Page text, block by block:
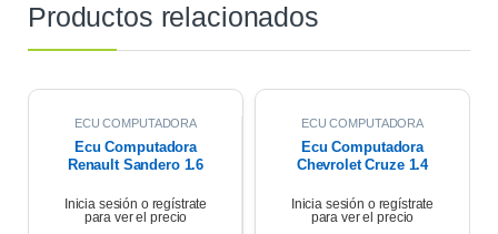
Productos relacionados
ECU COMPUTADORA
Ecu Computadora
Renault Sandero 1.6
Inicia sesión o regístrate
para ver el precio
ECU COMPUTADORA
Ecu Computadora
Chevrolet Cruze 1.4
Inicia sesión o regístrate
para ver el precio